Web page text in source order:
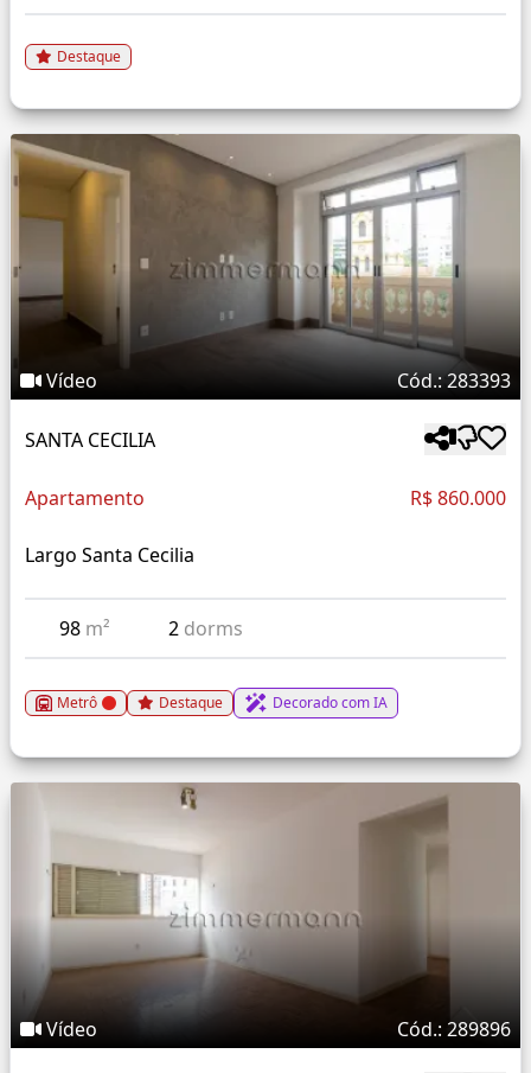
Destaque
Vídeo Cód.: 283393
SANTA CECILIA
Apartamento R$ 860.000
Largo Santa Cecilia
98 m² 2 dorms
Metrô Destaque Decorado com IA
Vídeo Cód.: 289896